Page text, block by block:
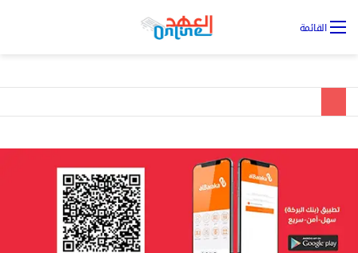
القائمة